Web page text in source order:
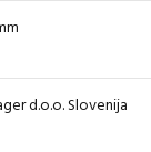
d.o.o. Slovenija